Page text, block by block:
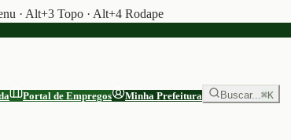
· Alt+3 Topo · Alt+4 Rodape
Portal de Empregos Minha Prefeitura Buscar...⌘K